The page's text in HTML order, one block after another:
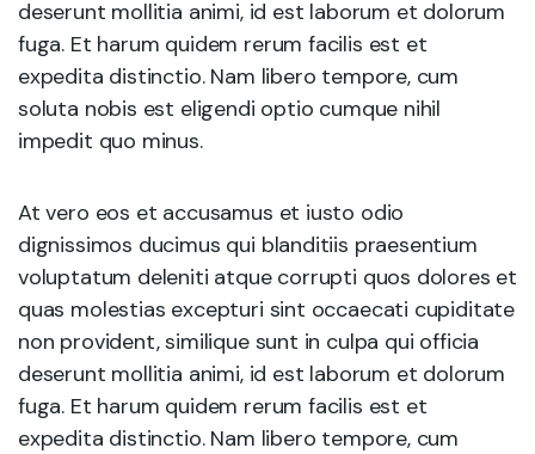
deserunt mollitia animi, id est laborum et dolorum
fuga. Et harum quidem rerum facilis est et
expedita distinctio. Nam libero tempore, cum
soluta nobis est eligendi optio cumque nihil
impedit quo minus.
At vero eos et accusamus et iusto odio
dignissimos ducimus qui blanditiis praesentium
voluptatum deleniti atque corrupti quos dolores et
quas molestias excepturi sint occaecati cupiditate
non provident, similique sunt in culpa qui officia
deserunt mollitia animi, id est laborum et dolorum
fuga. Et harum quidem rerum facilis est et
expedita distinctio. Nam libero tempore, cum